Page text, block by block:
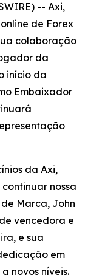
-- Axi,
de Forex
colaboração
da
início da
Embaixador
da Axi,
nossa
Marca, John
vencedora e
e sua
em
novos níveis.